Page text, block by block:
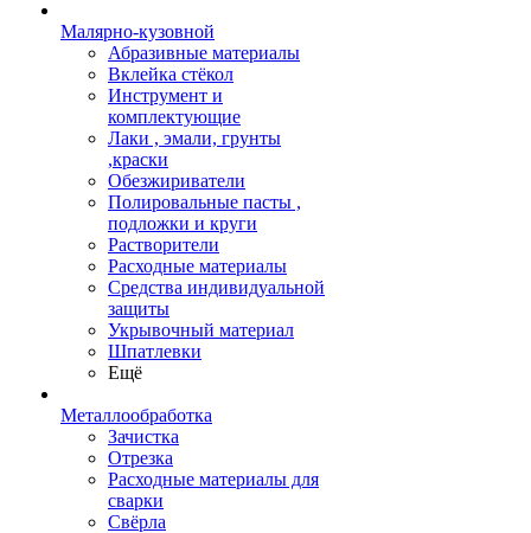
Малярно-кузовной
Абразивные материалы
Вклейка стёкол
Инструмент и
комплектующие
Лаки , эмали, грунты
,краски
Обезжириватели
Полировальные пасты ,
подложки и круги
Растворители
Расходные материалы
Средства индивидуальной
защиты
Укрывочный материал
Шпатлевки
Ещё
Металлообработка
Зачистка
Отрезка
Расходные материалы для
сварки
Свёрла